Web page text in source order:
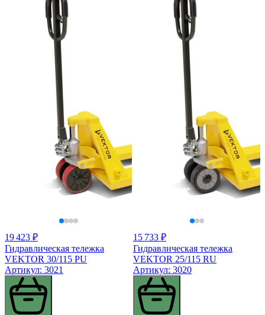
19 423 ₽
Гидравлическая тележка
VEKTOR 30/115 PU
Артикул: 3021
15 733 ₽
Гидравлическая тележка
VEKTOR 25/115 RU
Артикул: 3020